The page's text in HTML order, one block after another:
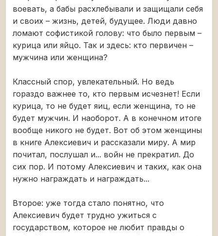
воевать, а бабы расхлебывали и защищали себя
и своих – жизнь, детей, будущее. Люди давно
ломают софистикой голову: что было первым –
курица или яйцо. Так и здесь: кто первичен –
мужчина или женщина?
Классный спор, увлекательный. Но ведь
гораздо важнее то, кто первым исчезнет! Если
курица, то не будет яиц, если женщина, то не
будет мужчин. И наоборот. А в конечном итоге
вообще никого не будет. Вот об этом женщины
в книге Алексиевич и рассказали миру. А мир
почитал, послушал и... войн не прекратил. До
сих пор. И потому Алексиевич и таких, как она
нужно награждать и награждать...
Второе: уже тогда стало понятно, что
Алексиевич будет трудно ужиться с
государством, которое не любит правды о